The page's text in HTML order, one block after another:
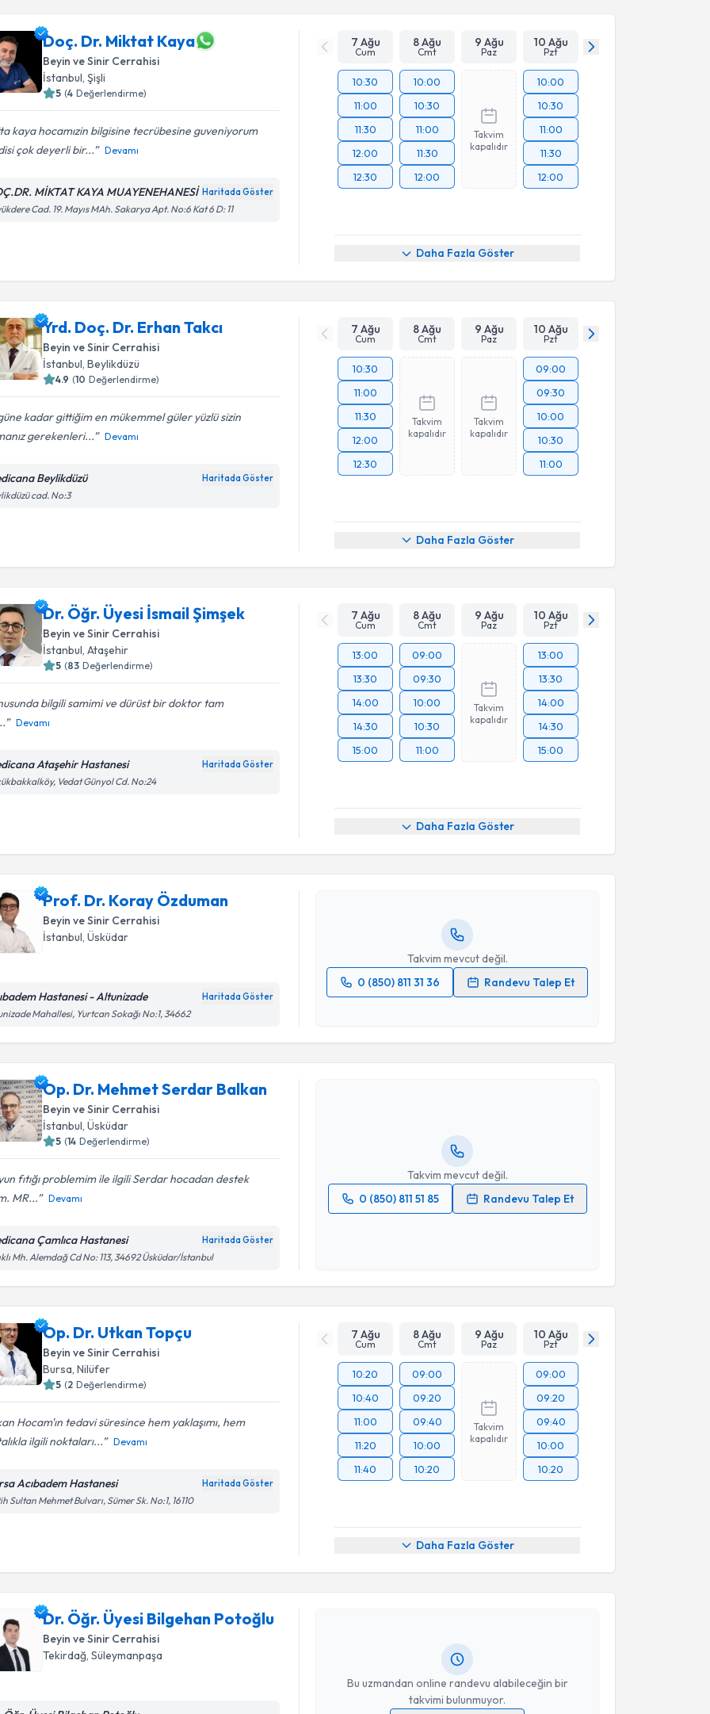
Doç. Dr. Miktat Kaya
Beyin ve Sinir Cerrahisi
İstanbul, Şişli
5 (4 Değerlendirme)
kaya hocamızin bilgisine tecrübesine guveniyorum
çok deyerli bir...
Devamı
MİKTAT KAYA MUAYENEHANESİ Haritada Göster
Cad. 19. Mayıs MAh. Sakarya Apt. No:6 Kat 6 D: 11
7 Ağu
Cum
8 Ağu
Cmt
9 Ağu
Paz
10 Ağu
Pzt
10:30
11:00
11:30
12:00
12:30
10:00
10:30
11:00
11:30
12:00
Takvim
kapalıdır
10:00
10:30
11:00
11:30
12:00
Daha Fazla Göster
Yrd. Doç. Dr. Erhan Takcı
Beyin ve Sinir Cerrahisi
İstanbul , Beylikdüzü
4.9 (10 Değerlendirme)
kadar gittiğim en mükemmel güler yüzlü sizin
gerekenleri...
Devamı
Beylikdüzü Haritada Göster
cad. No:3
7 Ağu
Cum
8 Ağu
Cmt
9 Ağu
Paz
10 Ağu
Pzt
10:30
11:00
11:30
12:00
12:30
Takvim
kapalıdır
Takvim
kapalıdır
09:00
09:30
10:00
10:30
11:00
Daha Fazla Göster
Dr. Öğr. Üyesi İsmail Şimşek
Beyin ve Sinir Cerrahisi
İstanbul, Ataşehir
5 (83 Değerlendirme)
bilgili samimi ve dürüst bir doktor tam
Devamı
Ataşehir Hastanesi Haritada Göster
Vedat Günyol Cd. No:24
7 Ağu
Cum
8 Ağu
Cmt
9 Ağu
Paz
10 Ağu
Pzt
13:00
13:30
14:00
14:30
15:00
09:00
09:30
10:00
10:30
11:00
Takvim
kapalıdır
13:00
13:30
14:00
14:30
15:00
Daha Fazla Göster
Prof. Dr. Koray Özduman
Beyin ve Sinir Cerrahisi
İstanbul , Üsküdar
Hastanesi - Altunizade Haritada Göster
Mahallesi, Yurtcan Sokağı No:1, 34662
Takvim mevcut değil.
0 (850) 811 31 36
Randevu Talep Et
Randevu Takvimi Talebi
Op. Dr. Mehmet Serdar Balkan
Beyin ve Sinir Cerrahisi
İstanbul , Üsküdar
5 (14 Değerlendirme)
fıtığı problemim ile ilgili Serdar hocadan destek
MR...
Devamı
Çamlıca Hastanesi Haritada Göster
Mh. Alemdağ Cd No: 113, 34692 Üsküdar/İstanbul
Takvim mevcut değil.
0 (850) 811 51 85
Randevu Talep Et
Randevu Takvimi Talebi
Op. Dr. Mehmet Serdar Balkan
Takvim Talebini Gönder
Op. Dr. Utkan Topçu
Beyin ve Sinir Cerrahisi
Bursa , Nilüfer
5 (2 Değerlendirme)
Hocam'ın tedavi süresince hem yaklaşımı, hem
ilgili noktaları...
Devamı
Acıbadem Hastanesi Haritada Göster
Sultan Mehmet Bulvarı, Sümer Sk. No:1, 16110
7 Ağu
Cum
8 Ağu
Cmt
9 Ağu
Paz
10 Ağu
Pzt
10:20
10:40
11:00
11:20
11:40
09:00
09:20
09:40
10:00
10:20
Takvim
kapalıdır
09:00
09:20
09:40
10:00
10:20
Daha Fazla Göster
Dr. Öğr. Üyesi Bilgehan Potoğlu
Beyin ve Sinir Cerrahisi
Tekirdağ, Süleymanpaşa
Bu uzmandan online randevu alabileceğin bir
takvimi bulunmuyor.
Randevu Takvimi Talebi